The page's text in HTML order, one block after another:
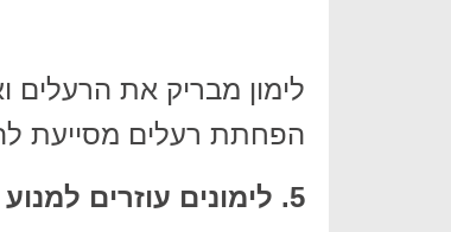
לימון מבריק את הרעלים
הפחתת רעלים מסייעת
5. לימונים עוזרים למנוע אבנים בכליות.